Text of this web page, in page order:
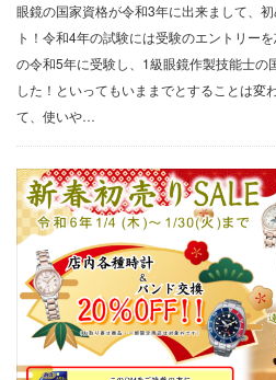
眼鏡の国家資格が令和3年に出来まして、
ト！令和4年の試験には受験のエントリー
の令和5年に受験し、1級眼鏡作製技能士の
した！といってもいままでとすることは変
て、使いや…